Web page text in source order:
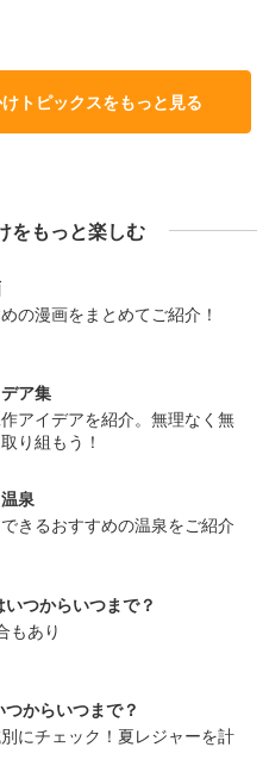
トピックスをもっと見る
をもっと楽しむ
の漫画をまとめてご紹介！
ア集
アイデアを紹介。無理なく無
り組もう！
泉
きるおすすめの温泉をご紹介
つからいつまで？
もあり
からいつまで？
にチェック！夏レジャーを計